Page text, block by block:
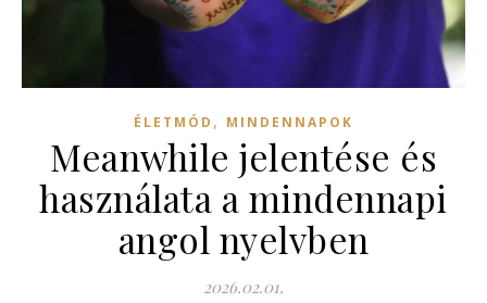
ÉLETMÓD , MINDENNAPOK
Meanwhile jelentése és
használata a mindennapi
angol nyelvben
2026.02.01.